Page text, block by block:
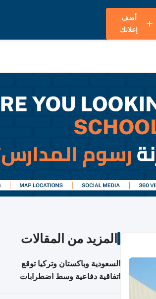
أضف
إعلانك
المزيد من المقالات
السعودية وباكستان وتركيا توقع
اتفاقية دفاعية وسط اضطرابات